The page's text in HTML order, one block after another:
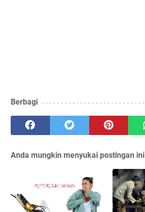
Berbagi
Anda mungkin menyukai postingan ini